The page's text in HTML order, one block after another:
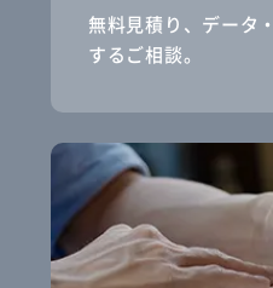
無料見積り、データ
するご相談。